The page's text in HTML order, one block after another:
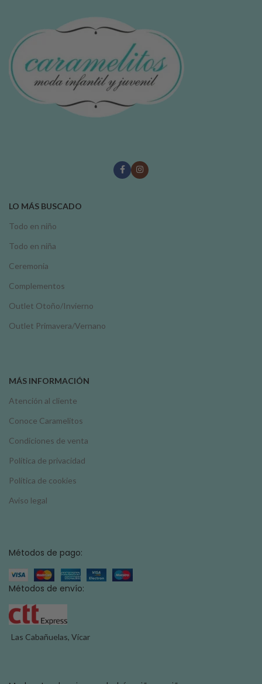
LO MÁS BUSCADO
Todo en niño
Todo en niña
Ceremonia
Complementos
Outlet Otoño/Invierno
Outlet Primavera/Vernano
MÁS INFORMACIÓN
Atención al cliente
Conoce Caramelitos
Condiciones de venta
Política de privacidad
Política de cookies
Aviso legal
Métodos de pago:
Métodos de envío:
Las Cabañuelas, Vícar